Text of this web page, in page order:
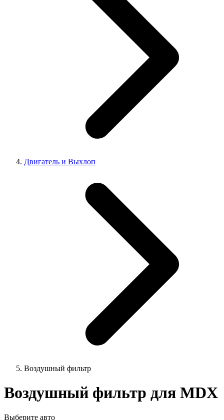
Двигатель и Выхлоп
Воздушный фильтр
Воздушный фильтр для MDX
Выберите авто